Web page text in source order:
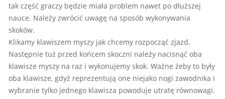
tak część graczy będzie miała problem nawet po dłuższej
nauce. Należy zwrócić uwagę na sposób wykonywania
skoków.
Klikamy klawiszem myszy jak chcemy rozpocząć zjazd.
Następnie tuż przed końcem skoczni należy nacisnąć oba
klawisze myszy na raz i wykonujemy skok. Ważne żeby to były
oba klawisze, gdyż reprezentują one niejako nogi zawodnika i
wybranie tylko jednego klawisza powoduje utratę równowagi.